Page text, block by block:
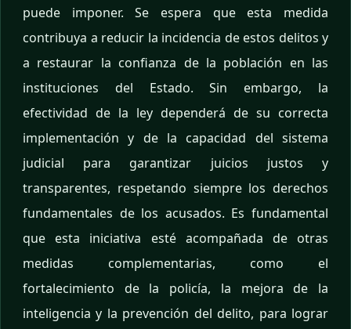
puede imponer. Se espera que esta medida
contribuya a reducir la incidencia de estos delitos y
a restaurar la confianza de la población en las
instituciones del Estado. Sin embargo, la
efectividad de la ley dependerá de su correcta
implementación y de la capacidad del sistema
judicial para garantizar juicios justos y
transparentes, respetando siempre los derechos
fundamentales de los acusados. Es fundamental
que esta iniciativa esté acompañada de otras
medidas complementarias, como el
fortalecimiento de la policía, la mejora de la
inteligencia y la prevención del delito, para lograr